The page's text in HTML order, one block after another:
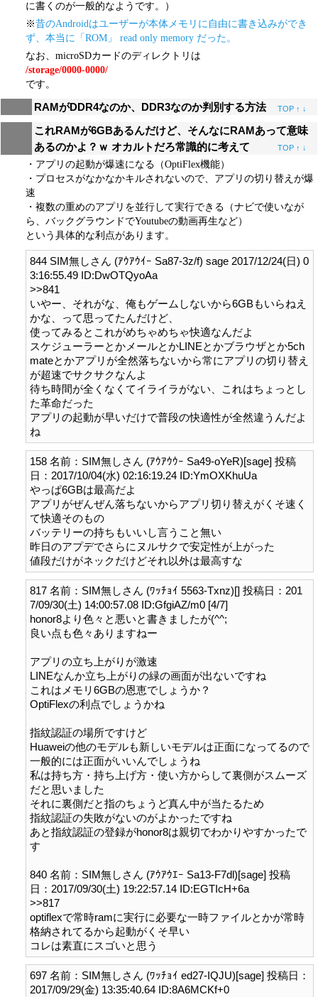
に書くのが一般的なようです。）
※昔のAndroidはユーザーが本体メモリに自由に書き込みができ
ず、本当に「ROM」 read only memory だった。
なお、microSDカードのディレクトリは
/storage/0000-0000/
です。
RAMがDDR4なのか、DDR3なのか判別する方法 TOP ↑ ↓
これRAMが6GBあるんだけど、そんなにRAMあって意味
あるのかよ？ｗ オカルトだろ常識的に考えて
TOP ↑ ↓
・アプリの起動が爆速になる（OptiFlex機能）
・プロセスがなかなかキルされないので、アプリの切り替えが爆
速
・複数の重めのアプリを並行して実行できる（ナビで使いなが
ら、バックグラウンドでYoutubeの動画再生など）
という具体的な利点があります。
844 SIM無しさん (ｱｳｱｳｲｰ Sa87-3z/f) sage 2017/12/24(日) 0
3:16:55.49 ID:DwOTQyoAa
>>841
いやー、それがな、俺もゲームしないから6GBもいらねえ
かな、って思ってたんだけど、
使ってみるとこれがめちゃめちゃ快適なんだよ
スケジューラーとかメールとかLINEとかブラウザとか5ch
mateとかアプリが全然落ちないから常にアプリの切り替え
が超速でサクサクなんよ
待ち時間が全くなくてイライラがない、これはちょっとし
た革命だった
アプリの起動が早いだけで普段の快適性が全然違うんだよ
158 名前：SIM無しさん (ｱｳｱｳｳｰ Sa49-oYeR)[sage] 投稿
日：2017/10/04(水) 02:16:19.24 ID:YmOXKhuUa
やっぱ6GBは最高だよ
アプリがぜんぜん落ちないからアプリ切り替えがくそ速く
て快適そのもの
バッテリーの持ちもいいし言うこと無い
昨日のアプデでさらにヌルサクで安定性が上がった
817 名前：SIM無しさん (ﾜｯﾁｮｲ 5563-Txnz)[] 投稿日：201
7/09/30(土) 14:00:57.08 ID:GfgiAZ/m0 [4/7]
honor8より色々と悪いと書きましたが(^^;
良い点も色々ありますねー
アプリの立ち上がりが激速
LINEなんか立ち上がりの緑の画面が出ないですね
これはメモリ6GBの恩恵でしょうか？
OptiFlexの利点でしょうかね
指紋認証の場所ですけど
Huaweiの他のモデルも新しいモデルは正面になってるので
一般的には正面がいいんでしょうね
私は持ち方・持ち上げ方・使い方からして裏側がスムーズ
だと思いました
それに裏側だと指のちょうど真ん中が当たるため
指紋認証の失敗がないのがよかったですね
あと指紋認証の登録がhonor8は親切でわかりやすかったで
す
840 名前：SIM無しさん (ｱｳｱｳｴｰ Sa13-F7dl)[sage] 投稿
日：2017/09/30(土) 19:22:57.14 ID:EGTIcH+6a
>>817
optiflexで常時ramに実行に必要な一時ファイルとかが常時
格納されてるから起動がくそ早い
697 名前：SIM無しさん (ﾜｯﾁｮｲ ed27-IQJU)[sage] 投稿日：
2017/09/29(金) 13:35:40.64 ID:8A6MCKf+0